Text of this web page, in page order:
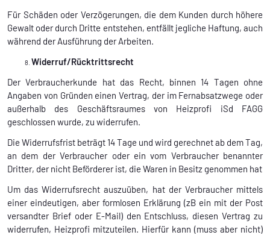
Für Schäden oder Verzögerungen, die dem Kunden durch höhere
Gewalt oder durch Dritte entstehen, entfällt jegliche Haftung, auch
während der Ausführung der Arbeiten.
Widerruf/Rücktrittsrecht
Der Verbraucherkunde hat das Recht, binnen 14 Tagen ohne
Angaben von Gründen einen Vertrag, der im Fernabsatzwege oder
außerhalb des Geschäftsraumes von Heizprofi iSd FAGG
geschlossen wurde, zu widerrufen.
Die Widerrufsfrist beträgt 14 Tage und wird gerechnet ab dem Tag,
an dem der Verbraucher oder ein vom Verbraucher benannter
Dritter, der nicht Beförderer ist, die Waren in Besitz genommen hat
Um das Widerrufsrecht auszuüben, hat der Verbraucher mittels
einer eindeutigen, aber formlosen Erklärung (zB ein mit der Post
versandter Brief oder E-Mail) den Entschluss, diesen Vertrag zu
widerrufen, Heizprofi mitzuteilen. Hierfür kann (muss aber nicht)